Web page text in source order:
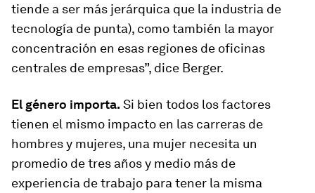
tiende a ser más jerárquica que la industria de
tecnología de punta), como también la mayor
concentración en esas regiones de oficinas
centrales de empresas”, dice Berger.
El género importa. Si bien todos los factores
tienen el mismo impacto en las carreras de
hombres y mujeres, una mujer necesita un
promedio de tres años y medio más de
experiencia de trabajo para tener la misma